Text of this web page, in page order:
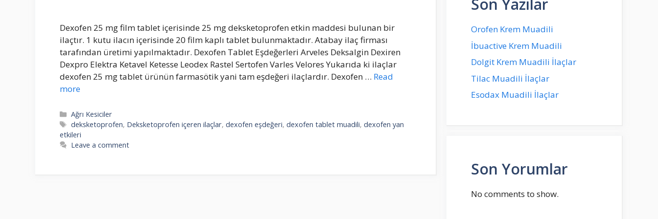
Dexofen 25 mg film tablet içerisinde 25 mg deksketoprofen etkin maddesi bulunan bir
ilaçtır. 1 kutu ilacın içerisinde 20 film kaplı tablet bulunmaktadır. Atabay ilaç firması
tarafından üretimi yapılmaktadır. Dexofen Tablet Eşdeğerleri Arveles Deksalgin Dexiren
Dexpro Elektra Ketavel Ketesse Leodex Rastel Sertofen Varles Velores Yukarıda ki ilaçlar
dexofen 25 mg tablet ürünün farmasötik yani tam eşdeğeri ilaçlardır. Dexofen … Read
more
Categories
Ağrı Kesiciler
Tags
deksketoprofen, Deksketoprofen içeren ilaçlar,dexofen eşdeğeri,dexofen tablet muadili,dexofen yan
etkileri
Leave a comment
Son Yazılar
Orofen Krem Muadili
İbuactive Krem Muadili
Dolgit Krem Muadili İlaçlar
Tilac Muadili İlaçlar
Esodax Muadili İlaçlar
Son Yorumlar
No comments to show.